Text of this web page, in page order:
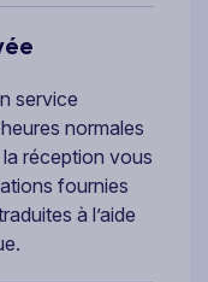
service
normales
réception vous
fournies
à l’aide